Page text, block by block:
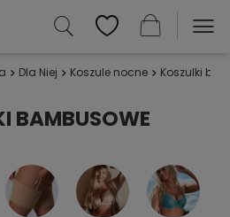
Dla Niej Koszule nocne Koszulki
BAMBUSOWE